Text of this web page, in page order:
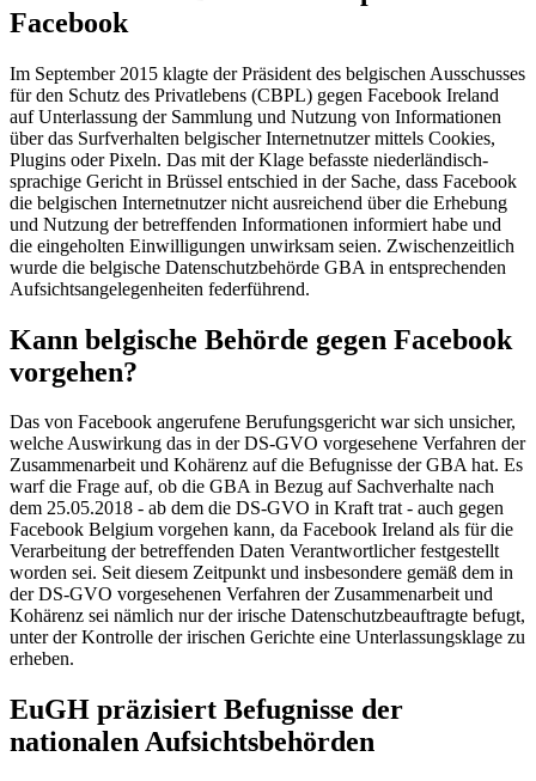
Facebook
Im September 2015 klagte der Präsident des belgischen Ausschusses
für den Schutz des Privatlebens (CBPL) gegen Facebook Ireland
auf Unterlassung der Sammlung und Nutzung von Informationen
über das Surfverhalten belgischer Internetnutzer mittels Cookies,
Plugins oder Pixeln. Das mit der Klage befasste niederländisch-
sprachige Gericht in Brüssel entschied in der Sache, dass Facebook
die belgischen Internetnutzer nicht ausreichend über die Erhebung
und Nutzung der betreffenden Informationen informiert habe und
die eingeholten Einwilligungen unwirksam seien. Zwischenzeitlich
wurde die belgische Datenschutzbehörde GBA in entsprechenden
Aufsichtsangelegenheiten federführend.
Kann belgische Behörde gegen Facebook
vorgehen?
Das von Facebook angerufene Berufungsgericht war sich unsicher,
welche Auswirkung das in der DS-GVO vorgesehene Verfahren der
Zusammenarbeit und Kohärenz auf die Befugnisse derGBAhat. Es
warf die Frage auf, ob die GBAin Bezug auf Sachverhalte nach
dem 25.05.2018 - ab dem die DS-GVO in Kraft trat - auch gegen
Facebook Belgium vorgehen kann, da Facebook Ireland als für die
Verarbeitung der betreffenden Daten Verantwortlicher festgestellt
worden sei. Seit diesem Zeitpunkt und insbesondere gemäß dem in
der DS-GVO vorgesehenen Verfahren der Zusammenarbeit und
Kohärenz sei nämlich nur der irische Datenschutzbeauftragte befugt,
unter der Kontrolle der irischen Gerichte eine Unterlassungsklage zu
erheben.
EuGH präzisiert Befugnisse der
nationalen Aufsichtsbehörden